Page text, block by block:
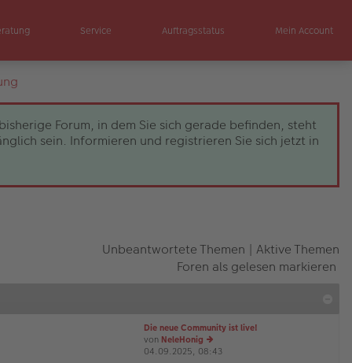
Service Auftragsstatus Mein Account
Forum, in dem Sie sich gerade befinden, steht
sein. Informieren und registrieren Sie sich jetzt in
Unbeantwortete Themen | Aktive Themen
Foren als gelesen markieren
Die neue Community ist live!
von NeleHonig
e
04.09.2025, 08:43